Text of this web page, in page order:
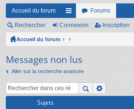
Accueil du forum
ac
co
ur
ci
s
Forums
Rechercher Connexion Inscription
Accueil du forum
Messages non lus
Aller sur la recherche avancée
Sujets